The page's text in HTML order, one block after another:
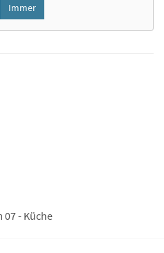
Immer
07 - Küche